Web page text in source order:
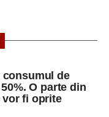
consumul de
O parte din
vor fi oprite